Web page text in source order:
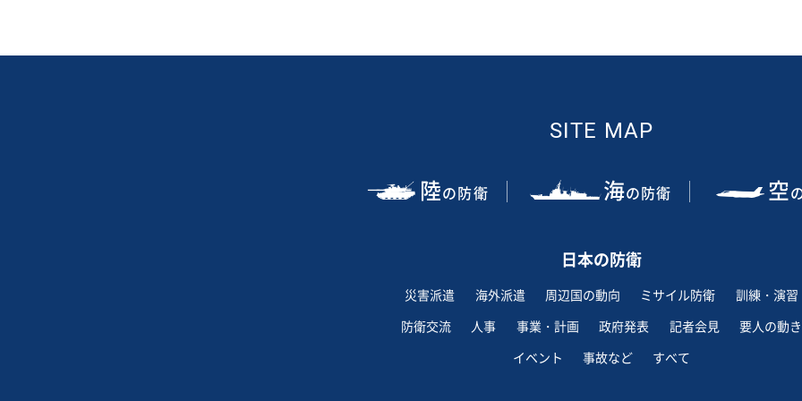
SITE MAP
陸の防衛 海の防衛 空
日本の防衛
災害派遣 海外派遣 周辺国の動向 ミサイル防衛
訓練・演習
防衛交流
人事 事業・計画 政府発表 記者会見
要人の動き
イベント
事故など すべて